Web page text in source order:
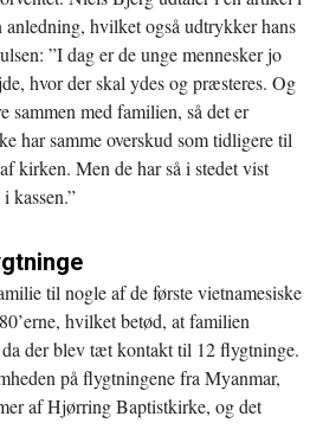
hvilket også udtrykker hans
”I dag er de unge mennesker jo
hvor der skal ydes og præsteres. Og
sammen med familien, så det er
har samme overskud som tidligere til
kirken. Men de har så i stedet vist
kassen.”
til nogle af de første vietnamesiske
hvilket betød, at familien
der blev tæt kontakt til 12 flygtninge.
på flygtningene fra Myanmar,
af Hjørring Baptistkirke, og det